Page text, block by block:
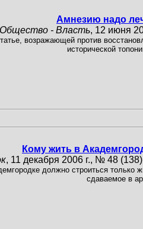
Амнезию надо
Общество - Власть, 12 июня
возражающей против
исторической
Кому жить в
, 11 декабря 2006 г., № 48
должно строиться только
сдаваемое в